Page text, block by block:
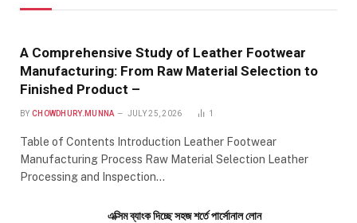
A Comprehensive Study of Leather Footwear
Manufacturing: From Raw Material Selection to
Finished Product –
BY CHOWDHURY.MUNNA JULY 25, 2026 1
Table of Contents Introduction Leather Footwear
Manufacturing Process Raw Material Selection Leather
Processing and Inspection…
এক্সিম ব্যাংক দিচ্ছে সহজ শর্তে পার্সোনাল লোন